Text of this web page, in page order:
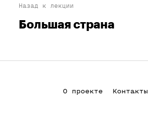
Назад к лекции
Большая страна
О проекте Контакты